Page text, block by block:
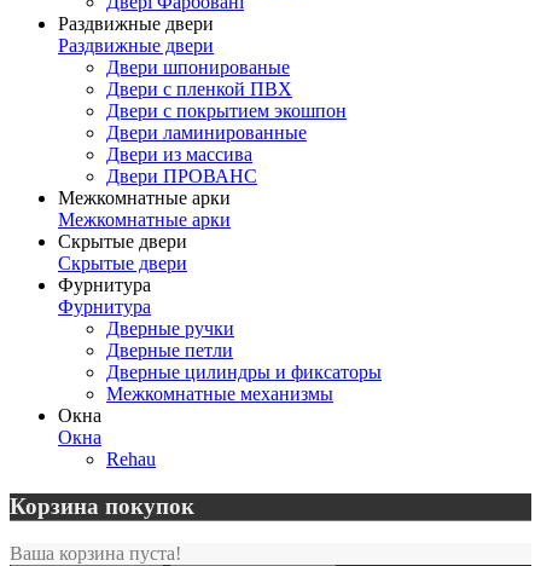
Раздвижные двери
Раздвижные двери
Двери шпонированые
Двери с пленкой ПВХ
Двери с покрытием экошпон
Двери ламинированные
Двери из массива
Двери ПРОВАНС
Межкомнатные арки
Межкомнатные арки
Скрытые двери
Скрытые двери
Фурнитура
Фурнитура
Дверные ручки
Дверные петли
Дверные цилиндры и фиксаторы
Межкомнатные механизмы
Окна
Окна
Rehau
Корзина покупок
Ваша корзина пуста!